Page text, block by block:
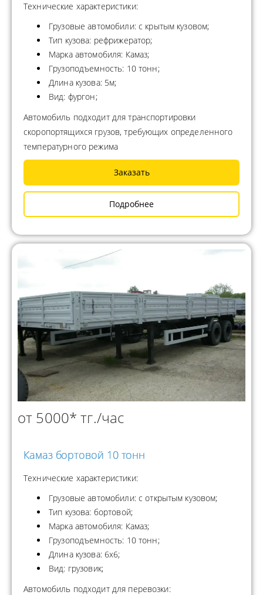
Технические характеристики:
Грузовые автомобили: с крытым кузовом;
Тип кузова: рефрижератор;
Марка автомобиля: Камаз;
Грузоподъемность: 10 тонн;
Длина кузова: 5м;
Вид: фургон;
Автомобиль подходит для транспортировки
скоропортящихся грузов, требующих определенного
температурного режима
Заказать
Подробнее
от 5000* тг./час
Камаз бортовой 10 тонн
Технические характеристики:
Грузовые автомобили: с открытым кузовом;
Тип кузова: бортовой;
Марка автомобиля: Камаз;
Грузоподъемность: 10 тонн;
Длина кузова: 6х6;
Вид: грузовик;
Автомобиль подходит для перевозки: